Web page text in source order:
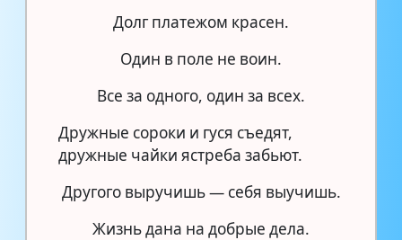
Долг платежом красен.
Один в поле не воин.
Все за одного, один за всех.
Дружные сороки и гуся съедят,
дружные чайки ястреба забьют.
Другого выручишь — себя выучишь.
Жизнь дана на добрые дела.